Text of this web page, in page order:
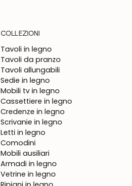
COLLEZIONI
Tavoli in legno
Tavoli da pranzo
Tavoli allungabili
Sedie in legno
Mobili tv in legno
Cassettiere in legno
Credenze in legno
Scrivanie in legno
Letti in legno
Comodini
Mobili ausiliari
Armadi in legno
Vetrine in legno